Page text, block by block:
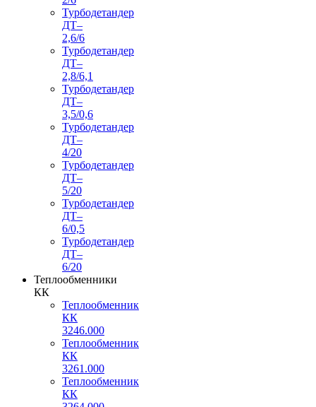
Турбодетандер
ДТ–
2,6/6
Турбодетандер
ДТ–
2,8/6,1
Турбодетандер
ДТ–
3,5/0,6
Турбодетандер
ДТ–
4/20
Турбодетандер
ДТ–
5/20
Турбодетандер
ДТ–
6/0,5
Турбодетандер
ДТ–
6/20
Теплообменники
КК
Теплообменник
КК
3246.000
Теплообменник
КК
3261.000
Теплообменник
КК